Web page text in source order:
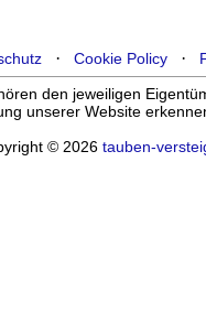
· Cookie Policy·
den jeweiligen
unserer Website
© 2026 tauben-